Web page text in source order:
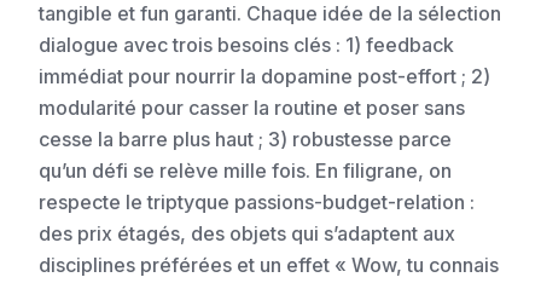
tangible et fun garanti. Chaque idée de la sélection
dialogue avec trois besoins clés : 1) feedback
immédiat pour nourrir la dopamine post-effort ; 2)
modularité pour casser la routine et poser sans
cesse la barre plus haut ; 3) robustesse parce
qu’un défi se relève mille fois. En filigrane, on
respecte le triptyque passions-budget-relation :
des prix étagés, des objets qui s’adaptent aux
disciplines préférées et un effet « Wow, tu connais